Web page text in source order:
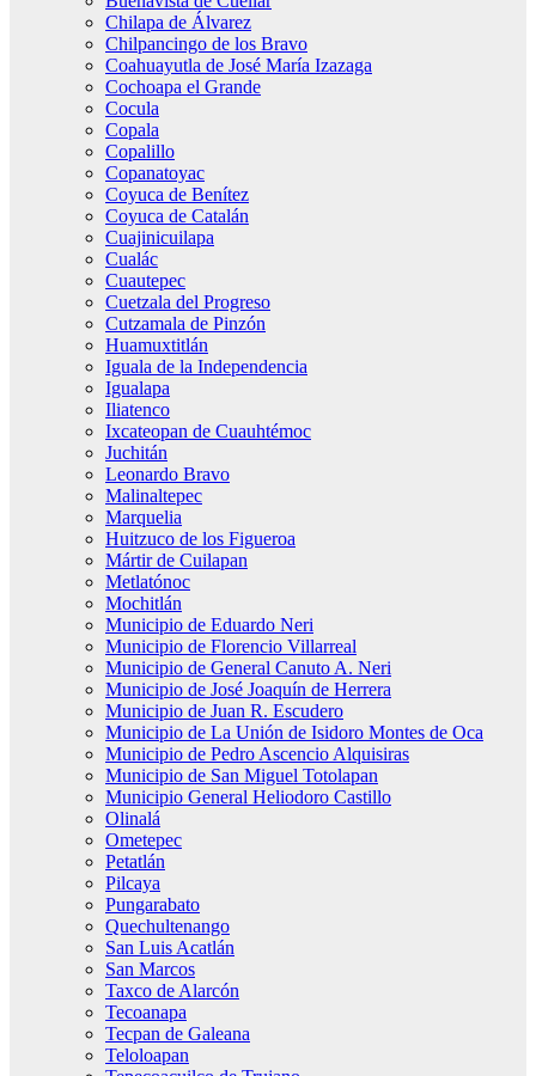
Chilapa de Álvarez
Chilpancingo de los Bravo
Coahuayutla de José María Izazaga
Cochoapa el Grande
Cocula
Copala
Copalillo
Copanatoyac
Coyuca de Benítez
Coyuca de Catalán
Cuajinicuilapa
Cualác
Cuautepec
Cuetzala del Progreso
Cutzamala de Pinzón
Huamuxtitlán
Iguala de la Independencia
Igualapa
Iliatenco
Ixcateopan de Cuauhtémoc
Juchitán
Leonardo Bravo
Malinaltepec
Marquelia
Huitzuco de los Figueroa
Mártir de Cuilapan
Metlatónoc
Mochitlán
Municipio de Eduardo Neri
Municipio de Florencio Villarreal
Municipio de General Canuto A. Neri
Municipio de José Joaquín de Herrera
Municipio de Juan R. Escudero
Municipio de La Unión de Isidoro Montes de Oca
Municipio de Pedro Ascencio Alquisiras
Municipio de San Miguel Totolapan
Municipio General Heliodoro Castillo
Olinalá
Ometepec
Petatlán
Pilcaya
Pungarabato
Quechultenango
San Luis Acatlán
San Marcos
Taxco de Alarcón
Tecoanapa
Tecpan de Galeana
Teloloapan